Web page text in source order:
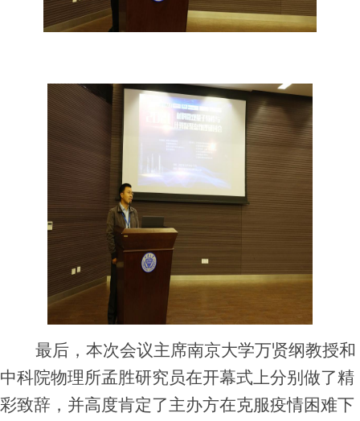
最后，本次会议主席南京大学万贤纲教授和
中科院物理所孟胜研究员在开幕式上分别做了精
彩致辞，并高度肯定了主办方在克服疫情困难下